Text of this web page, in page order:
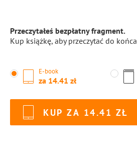
Przeczytałeś bezpłatny fragment.
Kup książkę, aby przeczytać do
E-book
za 14.41
KUP ZA 14.41